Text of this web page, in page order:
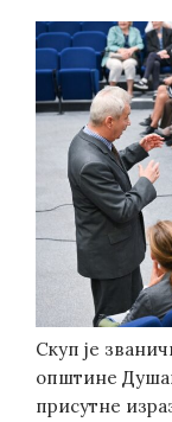
Скуп је
општине
присутне